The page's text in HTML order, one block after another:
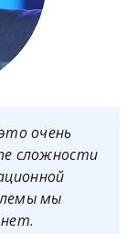
очень
сложности
мы